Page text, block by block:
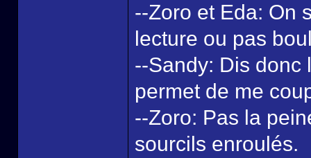
--Zoro et Eda: On
lecture ou pas
--Sandy: Dis donc
permet de me
--Zoro: Pas la
sourcils enroulés.